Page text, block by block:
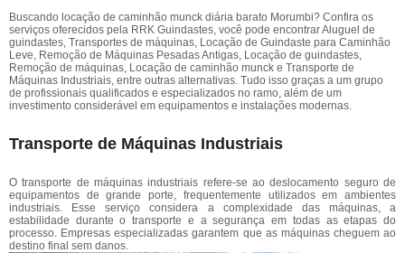
Buscando locação de caminhão munck diária barato Morumbi? Confira os
serviços oferecidos pela RRK Guindastes, você pode encontrar Aluguel de
guindastes, Transportes de máquinas, Locação de Guindaste para Caminhão
Leve, Remoção de Máquinas Pesadas Antigas, Locação de guindastes,
Remoção de máquinas, Locação de caminhão munck e Transporte de
Máquinas Industriais, entre outras alternativas. Tudo isso graças a um grupo
de profissionais qualificados e especializados no ramo, além de um
investimento considerável em equipamentos e instalações modernas.
Transporte de Máquinas Industriais
O transporte de máquinas industriais refere-se ao deslocamento seguro de
equipamentos de grande porte, frequentemente utilizados em ambientes
industriais. Esse serviço considera a complexidade das máquinas, a
estabilidade durante o transporte e a segurança em todas as etapas do
processo. Empresas especializadas garantem que as máquinas cheguem ao
destino final sem danos.